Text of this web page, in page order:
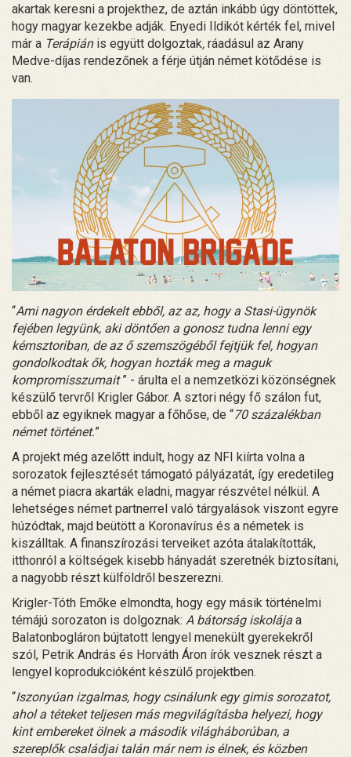
akartak keresni a projekthez, de aztán inkább úgy döntöttek,
hogy magyar kezekbe adják. Enyedi Ildikót kérték fel, mivel
már a Terápiánis együtt dolgoztak, ráadásul az Arany
Medve-díjas rendezőnek a férje útján német kötődése is
van.
“Ami nagyon érdekelt ebből, az az, hogy a Stasi-ügynök
fejében legyünk, aki döntően a gonosz tudna lenni egy
kémsztoriban, de az ő szemszögéből fejtjük fel, hogyan
gondolkodtak ők, hogyan hozták meg a maguk
kompromisszumait” - árulta el a nemzetközi közönségnek
készülő tervről Krigler Gábor. A sztori négy fő szálon fut,
ebből az egyiknek magyar a főhőse, de “70 százalékban
német történet.”
A projekt még azelőtt indult, hogy az NFI kiírta volna a
sorozatok fejlesztését támogató pályázatát, így eredetileg
a német piacra akarták eladni, magyar részvétel nélkül. A
lehetséges német partnerrel való tárgyalások viszont egyre
húzódtak, majd beütött a Koronavírus és a németek is
kiszálltak. A finanszírozási terveiket azóta átalakították,
itthonról a költségek kisebb hányadát szeretnék biztosítani,
a nagyobb részt külföldről beszerezni.
Krigler-Tóth Emőke elmondta, hogy egy másik történelmi
témájú sorozaton is dolgoznak: A bátorság iskolája a
Balatonbogláron bújtatott lengyel menekült gyerekekről
szól, Petrik András és Horváth Áron írók vesznek részt a
lengyel koprodukcióként készülő projektben.
“Iszonyúan izgalmas, hogy csinálunk egy gimis sorozatot,
ahol a téteket teljesen más megvilágításba helyezi, hogy
kint embereket ölnek a második világháborúban, a
szereplők családjai talán már nem is élnek, és közben